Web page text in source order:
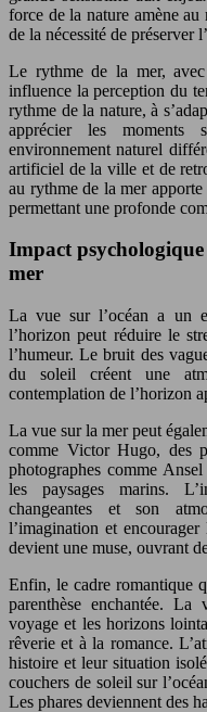
force de la nature amène au
de la nécessité de préserver
Le rythme de la mer, avec
influence la perception du
rythme de la nature, à
apprécier les moments
environnement naturel
artificiel de la ville et de
au rythme de la mer
permettant une profonde
Impact
mer
La vue sur l’océan a un
l’horizon peut réduire le
l’humeur. Le bruit des
du soleil créent une
contemplation de l’horizon
La vue sur la mer peut
comme Victor Hugo, des
photographes comme
les paysages marins.
changeantes et son
l’imagination et
devient une muse, ouvrant
Enfin, le cadre romantique
parenthèse enchantée.
voyage et les horizons
rêverie et à la romance.
histoire et leur situation
couchers de soleil sur
Les phares deviennent des